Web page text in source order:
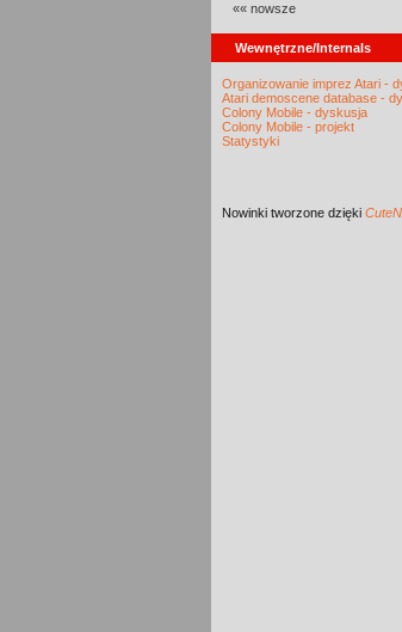
«« nowsze
Wewnętrzne/Internals
Organizowanie imprez Atari -
Atari demoscene database -
Colony Mobile - dyskusja
Colony Mobile - projekt
Statystyki
Nowinki tworzone dzięki